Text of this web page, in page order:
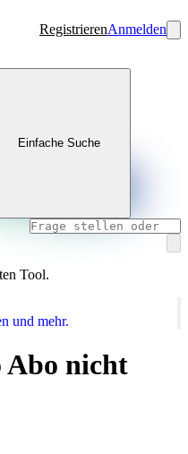
RegistrierenAnmelden
Einfache Suche
Tool.
und mehr.
nicht